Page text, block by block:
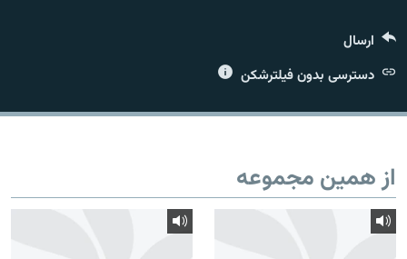
زبان‌های دیگر
ارسال
دسترسی بدون فیلترشکن
از همین مجموعه